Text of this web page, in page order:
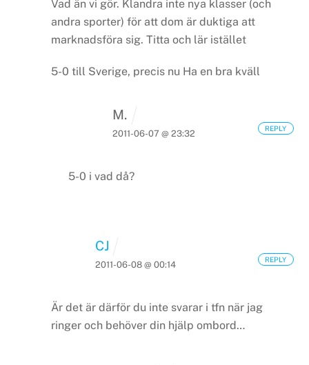
Vad än vi gör. Klandra inte nya klasser (och
andra sporter) för att dom är duktiga att
marknadsföra sig. Titta och lär istället
5-0 till Sverige, precis nu Ha en bra kväll
M.
2011-06-07 @ 23:32
5-0 i vad då?
REPLY
CJ
2011-06-08 @ 00:14
Är det är därför du inte svarar i tfn när jag
ringer och behöver din hjälp ombord…
REPLY